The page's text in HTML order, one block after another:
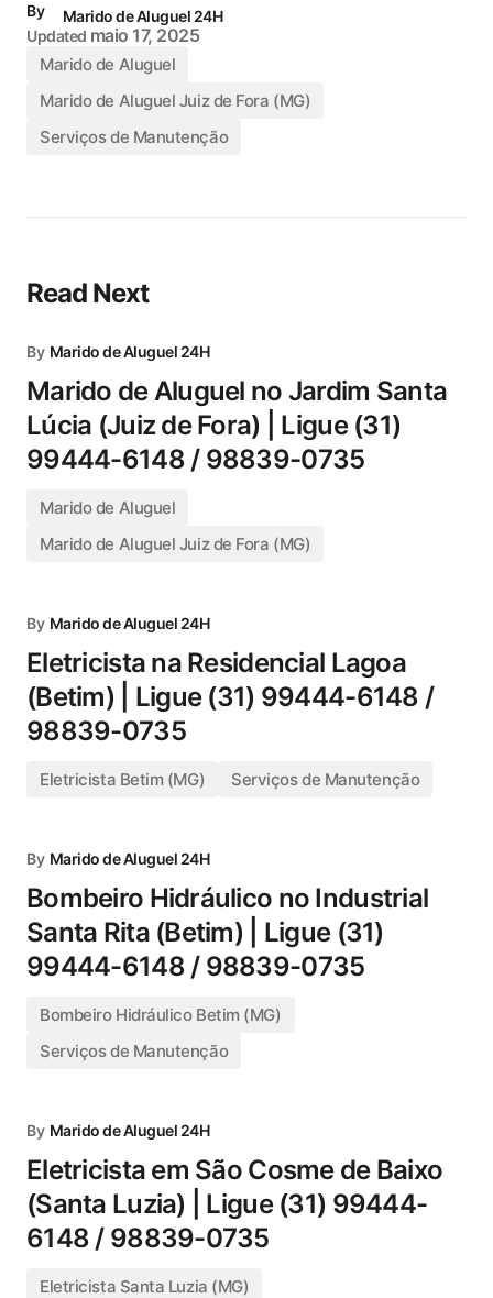
By
Marido de Aluguel 24H
Updated maio 17, 2025
Marido de Aluguel
Marido de Aluguel Juiz de Fora (MG)
Serviços de Manutenção
Read Next
By Marido de Aluguel 24H
Marido de Aluguel no Jardim Santa
Lúcia (Juiz de Fora) | Ligue (31)
99444-6148 / 98839-0735
Marido de Aluguel
Marido de Aluguel Juiz de Fora (MG)
By Marido de Aluguel 24H
Eletricista na Residencial Lagoa
(Betim) | Ligue (31) 99444-6148 /
98839-0735
Eletricista Betim (MG) Serviços de Manutenção
By Marido de Aluguel 24H
Bombeiro Hidráulico no Industrial
Santa Rita (Betim) | Ligue (31)
99444-6148 / 98839-0735
Bombeiro Hidráulico Betim (MG)
Serviços de Manutenção
By Marido de Aluguel 24H
Eletricista em São Cosme de Baixo
(Santa Luzia) | Ligue (31) 99444-
6148 / 98839-0735
Eletricista Santa Luzia (MG)